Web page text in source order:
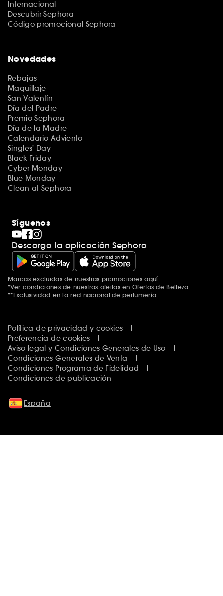
Internacional
Descubrir Sephora
Código promocional Sephora
Novedades
Rebajas
Maquillaje
San Valentín
Día del Padre
Premio Sephora
Día de la Madre
Calendario Adviento
Singles' Day
Black Friday
Cyber Monday
Blue Monday
Clean at Sephora
Síguenos
Descarga la aplicación Sephora
Marcas excluidas de nuestras promocionesaquí
*Ver condiciones de nuestras ofertas en Ofertas de Belleza
**Exclusividad en la red nacional de perfumería.
Política de privacidad y cookies
Preferencia de cookies
Aviso legal y Condiciones Generales de Uso
Condiciones Generales de Venta
Condiciones Programa de Fidelidad
Condiciones de publicación
España